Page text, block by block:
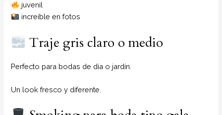
juvenil
increíble en fotos
Traje gris claro o medio
Perfecto para bodas de día o jardín.
Un look fresco y diferente.